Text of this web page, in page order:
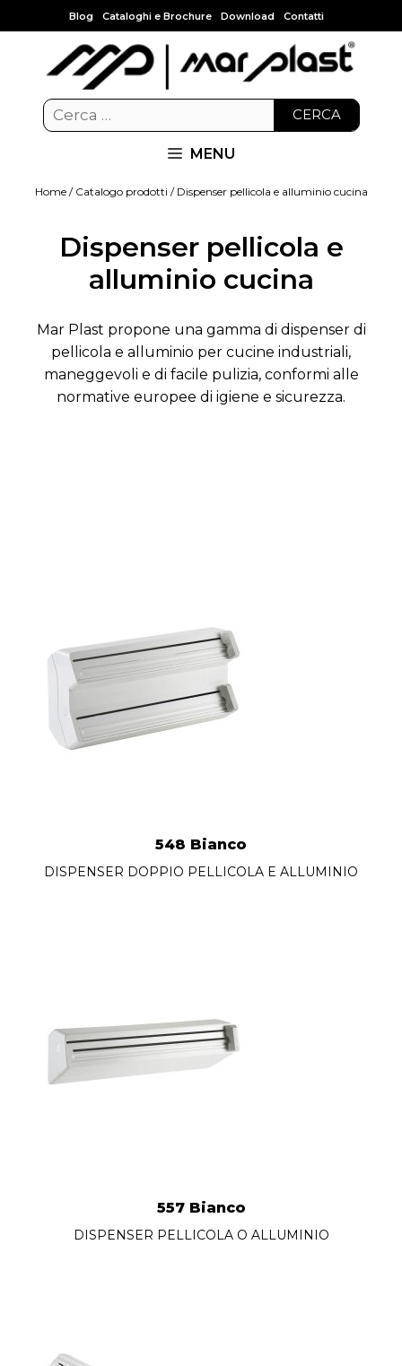
Blog Cataloghi e Brochure Download Contatti
CERCA
MENU
Home/ Catalogo prodotti / Dispenser pellicola e alluminio cucina
Dispenser pellicola e
alluminio cucina
Mar Plast propone una gamma di dispenser di
pellicola e alluminio per cucine industriali,
maneggevoli e di facile pulizia, conformi alle
normative europee di igiene e sicurezza.
548 Bianco
DISPENSER DOPPIO PELLICOLA E ALLUMINIO
557 Bianco
DISPENSER PELLICOLA O ALLUMINIO